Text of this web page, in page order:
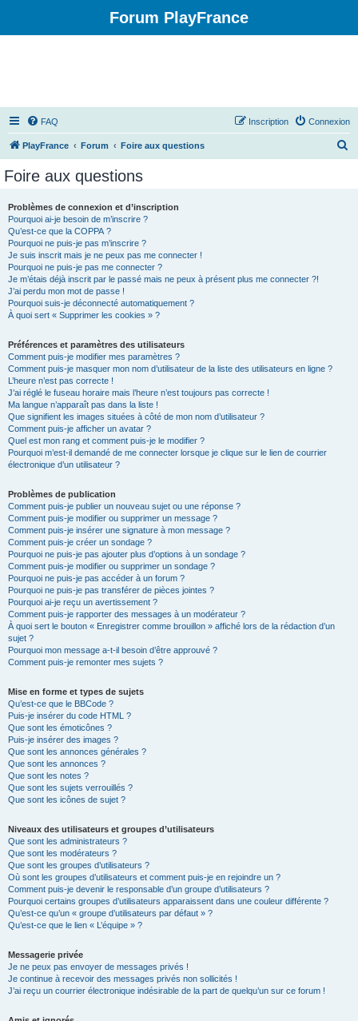
Forum PlayFrance
FAQ Connexion
Inscription
PlayFrance Forum Foire aux questions
Foire aux questions
Problèmes de connexion et d’inscription
Pourquoi ai-je besoin de m’inscrire ?
Qu’est-ce que la COPPA ?
Pourquoi ne puis-je pas m’inscrire ?
Je suis inscrit mais je ne peux pas me connecter !
Pourquoi ne puis-je pas me connecter ?
Je m’étais déjà inscrit par le passé mais ne peux à présent plus me connecter ?!
J’ai perdu mon mot de passe !
Pourquoi suis-je déconnecté automatiquement ?
À quoi sert « Supprimer les cookies » ?
Préférences et paramètres des utilisateurs
Comment puis-je modifier mes paramètres ?
Comment puis-je masquer mon nom d’utilisateur de la liste des utilisateurs en ligne ?
L’heure n’est pas correcte !
J’ai réglé le fuseau horaire mais l’heure n’est toujours pas correcte !
Ma langue n’apparaît pas dans la liste !
Que signifient les images situées à côté de mon nom d’utilisateur ?
Comment puis-je afficher un avatar ?
Quel est mon rang et comment puis-je le modifier ?
Pourquoi m’est-il demandé de me connecter lorsque je clique sur le lien de courrier
électronique d’un utilisateur ?
Problèmes de publication
Comment puis-je publier un nouveau sujet ou une réponse ?
Comment puis-je modifier ou supprimer un message ?
Comment puis-je insérer une signature à mon message ?
Comment puis-je créer un sondage ?
Pourquoi ne puis-je pas ajouter plus d’options à un sondage ?
Comment puis-je modifier ou supprimer un sondage ?
Pourquoi ne puis-je pas accéder à un forum ?
Pourquoi ne puis-je pas transférer de pièces jointes ?
Pourquoi ai-je reçu un avertissement ?
Comment puis-je rapporter des messages à un modérateur ?
À quoi sert le bouton « Enregistrer comme brouillon » affiché lors de la rédaction d’un
sujet ?
Pourquoi mon message a-t-il besoin d’être approuvé ?
Comment puis-je remonter mes sujets ?
Mise en forme et types de sujets
Qu’est-ce que le BBCode ?
Puis-je insérer du code HTML ?
Que sont les émoticônes ?
Puis-je insérer des images ?
Que sont les annonces générales ?
Que sont les annonces ?
Que sont les notes ?
Que sont les sujets verrouillés ?
Que sont les icônes de sujet ?
Niveaux des utilisateurs et groupes d’utilisateurs
Que sont les administrateurs ?
Que sont les modérateurs ?
Que sont les groupes d’utilisateurs ?
Où sont les groupes d’utilisateurs et comment puis-je en rejoindre un ?
Comment puis-je devenir le responsable d’un groupe d’utilisateurs ?
Pourquoi certains groupes d’utilisateurs apparaissent dans une couleur différente ?
Qu’est-ce qu’un « groupe d’utilisateurs par défaut » ?
Qu’est-ce que le lien « L’équipe » ?
Messagerie privée
Je ne peux pas envoyer de messages privés !
Je continue à recevoir des messages privés non sollicités !
J’ai reçu un courrier électronique indésirable de la part de quelqu’un sur ce forum !